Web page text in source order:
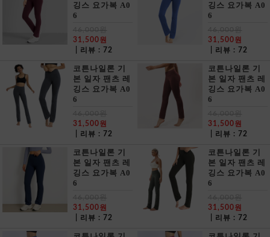
깅스 요가복 A0
6
31,500원
| 리뷰 : 72
깅스 요가복 A0
6
31,500원
| 리뷰 : 72
코튼나일론 기
본 일자 팬츠 레
깅스 요가복 A0
6
31,500원
| 리뷰 : 72
코튼나일론 기
본 일자 팬츠 레
깅스 요가복 A0
6
31,500원
| 리뷰 : 72
코튼나일론 기
본 일자 팬츠 레
깅스 요가복 A0
6
31,500원
| 리뷰 : 72
코튼나일론 기
본 일자 팬츠 레
깅스 요가복 A0
6
31,500원
| 리뷰 : 72